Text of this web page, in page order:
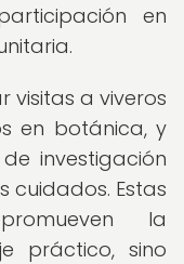
en
visitas a viveros
en botánica, y
investigación
cuidados. Estas
la
práctico, sino